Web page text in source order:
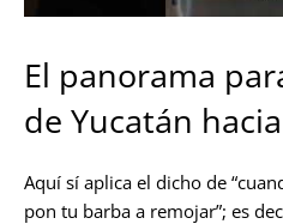
El panorama
de Yucatán
Aquí sí aplica el dicho de
pon tu barba a remojar”; es